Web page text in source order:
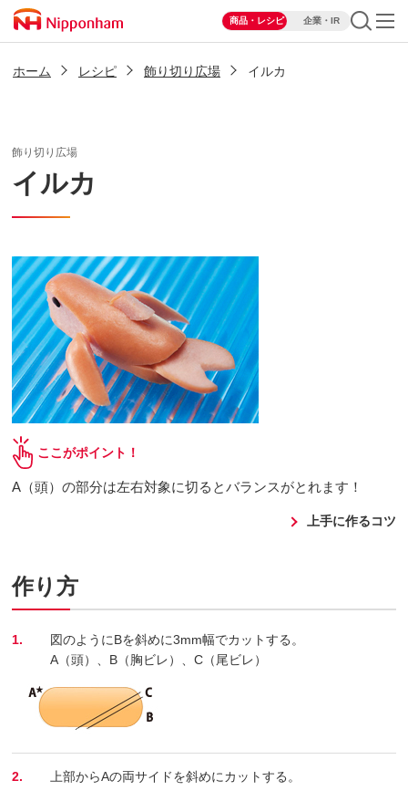
商品・レシピ 企業・IR
ホーム レシピ 飾り切り広場 イルカ
飾り切り広場
イルカ
ここがポイント！
A（頭）の部分は左右対象に切るとバランスがとれます！
上手に作るコツ
作り方
1.
図のようにBを斜めに3mm幅でカットする。
A（頭）、B（胸ビレ）、C（尾ビレ）
2. 上部からAの両サイドを斜めにカットする。